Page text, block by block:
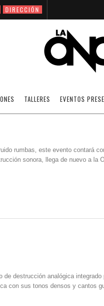
DIRECCIÓN
TALLERES EVENTOS
rumbas, este evento contará
sonora, llega de nuevo a la
destrucción analógica
con sus tonos densos y cantos